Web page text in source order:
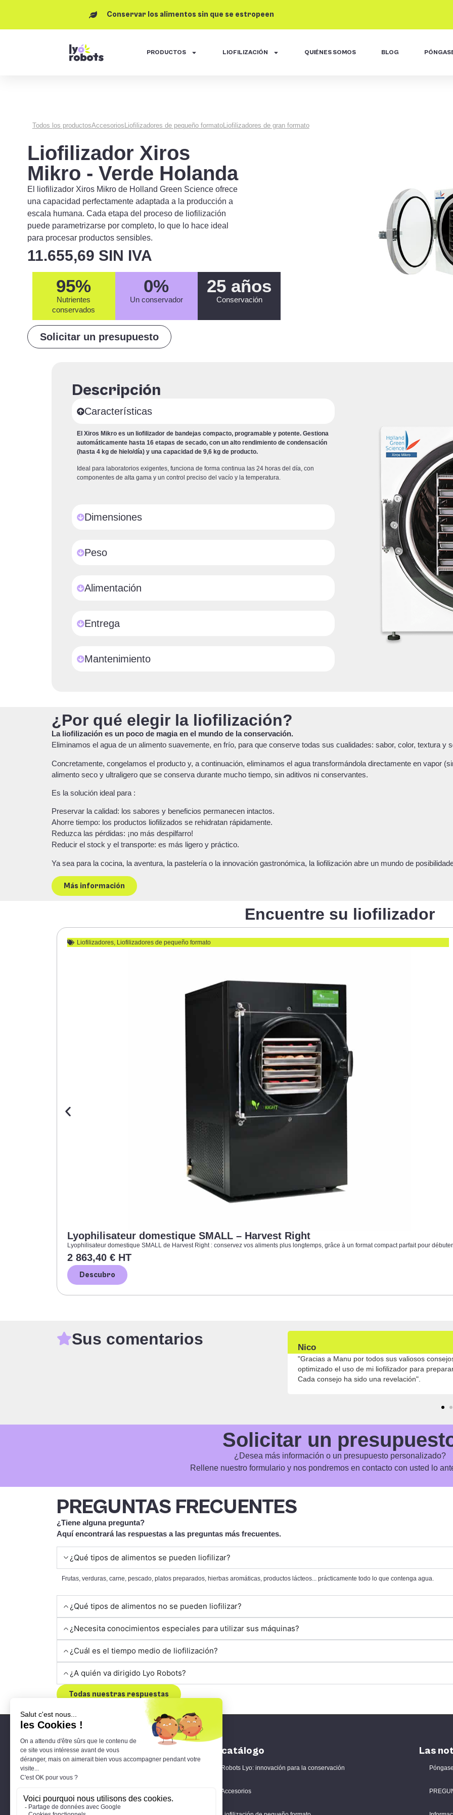
Conservar los alimentos sin que se estropeen
PRODUCTOS LIOFILIZACIÓN QUIÉNES SOMOS BLOG
Todos los productosAccesorios Liofilizadores de pequeño formatoLiofilizadores de gran formato
Liofilizador Xiros
Mikro - Verde Holanda
El liofilizador Xiros Mikro de Holland Green Science ofrece
una capacidad perfectamente adaptada a la producción a
escala humana. Cada etapa del proceso de liofilización
puede parametrizarse por completo, lo que lo hace ideal
para procesar productos sensibles.
11.655,69 SIN IVA
Nutrientes
conservados
95%
Un conservador
0%
Conservación
25 años
Solicitar un presupuesto
Descripción
Características
El Xiros Mikro es un liofilizador de bandejas compacto, programable y potente. Gestiona
automáticamente hasta 16 etapas de secado, con un alto rendimiento de condensación
(hasta 4 kg de hielo/día) y una capacidad de 9,6 kg de producto.
Ideal para laboratorios exigentes, funciona de forma continua las 24 horas del día, con
componentes de alta gama y un control preciso del vacío y la temperatura.
Dimensiones
Peso
Alimentación
Entrega
Mantenimiento
¿Por qué elegir la liofilización?
La liofilización es un poco de magia en el mundo de la conservación.
Eliminamos el agua de un alimento suavemente, en frío, para que conserve todas sus cualidades: sabor, color, textura y
Concretamente, congelamos el producto y, a continuación, eliminamos el agua transformándola directamente en vapor
alimento seco y ultraligero que se conserva durante mucho tiempo, sin aditivos ni conservantes.
Es la solución ideal para :
Preservar la calidad: los sabores y beneficios permanecen intactos.
Ahorre tiempo: los productos liofilizados se rehidratan rápidamente.
Reduzca las pérdidas: ¡no más despilfarro!
Reducir el stock y el transporte: es más ligero y práctico.
Ya sea para la cocina, la aventura, la pastelería o la innovación gastronómica, la liofilización abre un mundo de
Más información
Encuentre su liofilizador
Liofilizadores, Liofilizadores de pequeño formato
Lyophilisateur domestique SMALL – Harvest Right
Lyophilisateur domestique SMALL de Harvest Right : conservez vos aliments plus longtemps, grâce à un format compact parfait pour
2 863,40 € HT
Descubro
Sus comentarios Zoe B
"Al principio compré mi liofilizador para hacer
también podía hacer comida para bebés.
perfectos para mi hija pequeña".
Solicitar un
¿Desea más información o un presupuesto personalizado?
Rellene nuestro formulario y nos pondremos en contacto con usted lo
PREGUNTAS FRECUENTES
¿Tiene alguna pregunta?
Aquí encontrará las respuestas a las preguntas más frecuentes.
¿Qué tipos de alimentos se pueden liofilizar?
Frutas, verduras, carne, pescado, platos preparados, hierbas aromáticas, productos lácteos... prácticamente todo lo que contenga agua.
¿Qué tipos de alimentos no se pueden liofilizar?
¿Necesita conocimientos especiales para utilizar sus máquinas?
¿Cuál es el tiempo medio de liofilización?
¿A quién va dirigido Lyo Robots?
Todas nuestras respuestas
17440 Aytré
El catálogo
Robots Lyo: innovación para la conservación
Accesorios
Las